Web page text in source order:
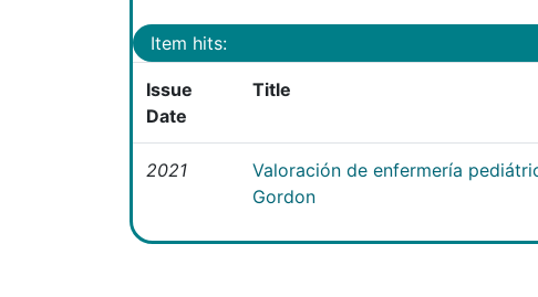
Item hits:
Issue
Date
Title
2021
Valoración de enfermería
Gordon